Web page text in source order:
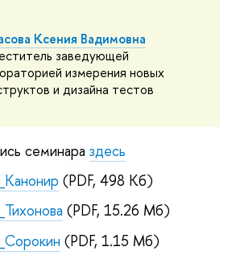
Ксения Вадимовна
заведующей
измерения новых
и дизайна тестов
семинара здесь
(PDF, 498 Кб)
(PDF, 15.26 Мб)
(PDF, 1.15 Мб)